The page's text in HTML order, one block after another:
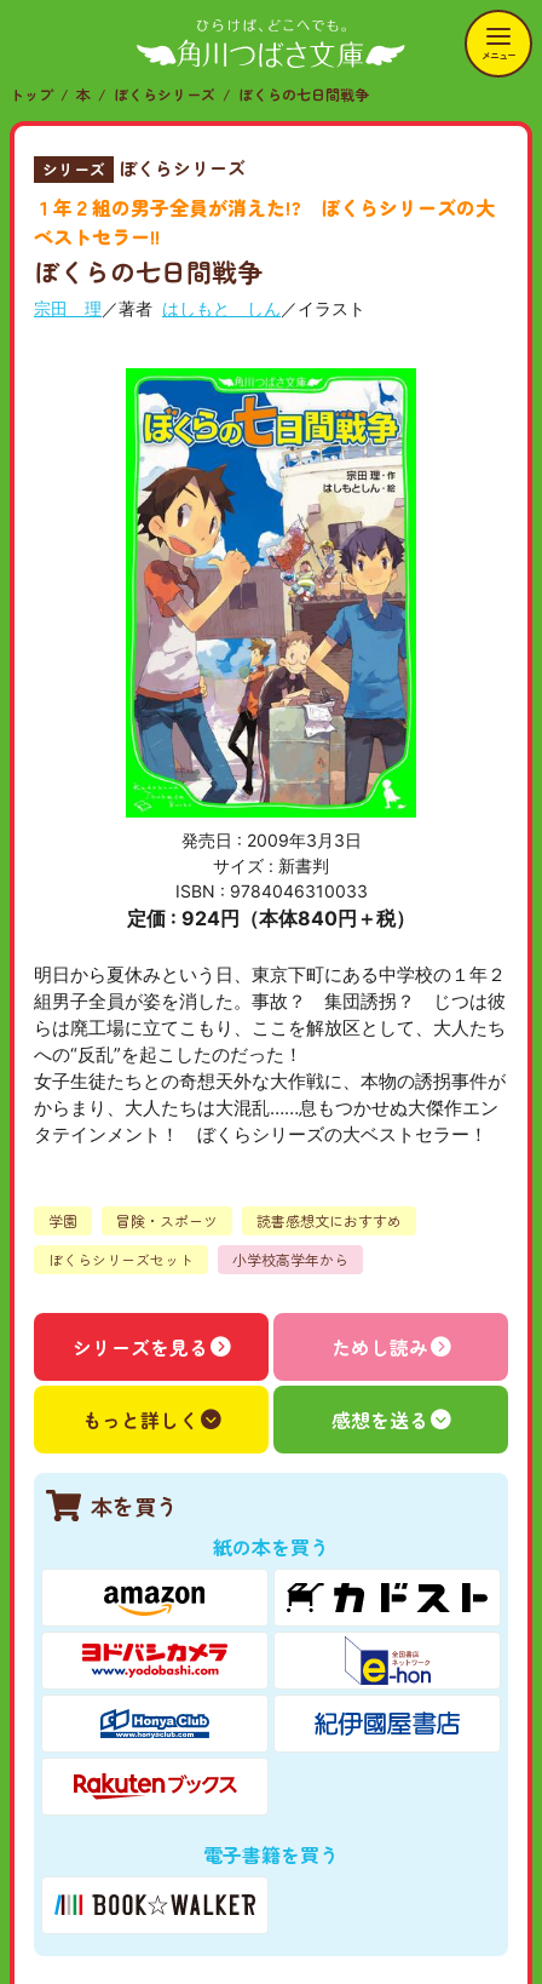
メニュー
トップ 本 ぼくらシリーズ ぼくらの七日間戦争
シリーズ ぼくらシリーズ
１年２組の男子全員が消えた!? ぼくらシリーズの大
ベストセラー!!
ぼくらの七日間戦争
宗田 理／著者 はしもと しん／イラスト
発売日 : 2009年3月3日
サイズ : 新書判
ISBN : 9784046310033
定価 : 924円（本体840円＋税）
明日から夏休みという日、東京下町にある中学校の１年２
組男子全員が姿を消した。事故？ 集団誘拐？ じつは彼
らは廃工場に立てこもり、ここを解放区として、大人たち
への“反乱”を起こしたのだった！
女子生徒たちとの奇想天外な大作戦に、本物の誘拐事件が
からまり、大人たちは大混乱……息もつかせぬ大傑作エン
タテインメント！ ぼくらシリーズの大ベストセラー！
学園 冒険・スポーツ
読書感想文におすすめ
ぼくらシリーズセット
小学校高学年から
シリーズを見る ためし読み
もっと詳しく 感想を送る
本を買う
紙の本を買う
電子書籍を買う